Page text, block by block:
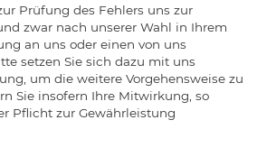
Prüfung des Fehlers uns zur
zwar nach unserer Wahl in Ihrem
an uns oder einen von uns
setzen Sie sich dazu mit uns
um die weitere Vorgehensweise zu
Sie insofern Ihre Mitwirkung, so
Pflicht zur Gewährleistung